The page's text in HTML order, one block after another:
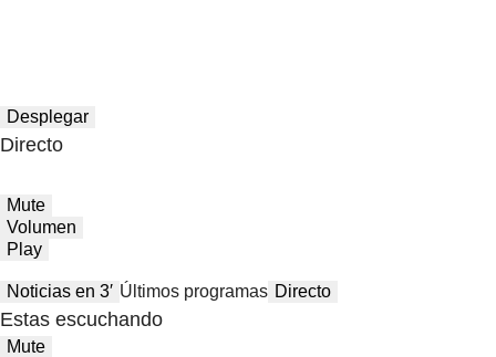
Desplegar
Directo
Mute
Volumen
Play
Noticias en 3′ Últimos programas Directo
Estas escuchando
Mute